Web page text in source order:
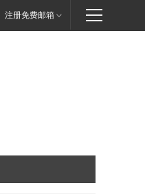
注册免费邮箱